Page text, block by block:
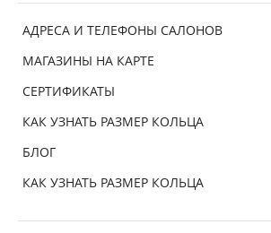
АДРЕСА И ТЕЛЕФОНЫ САЛОНОВ
МАГАЗИНЫ НА КАРТЕ
СЕРТИФИКАТЫ
КАК УЗНАТЬ РАЗМЕР КОЛЬЦА
БЛОГ
КАК УЗНАТЬ РАЗМЕР КОЛЬЦА